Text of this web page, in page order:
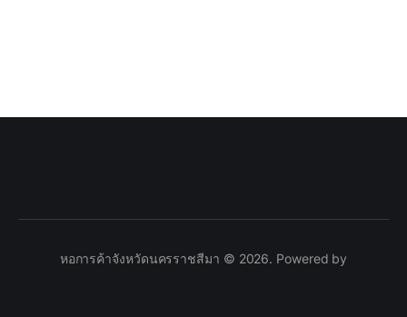
หอการค้าจังหวัดนครราชสีมา © 2026. Powered by